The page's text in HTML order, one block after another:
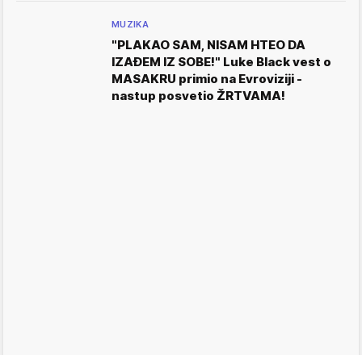
MUZIKA
"PLAKAO SAM, NISAM HTEO DA
IZAĐEM IZ SOBE!" Luke Black vest o
MASAKRU primio na Evroviziji -
nastup posvetio ŽRTVAMA!